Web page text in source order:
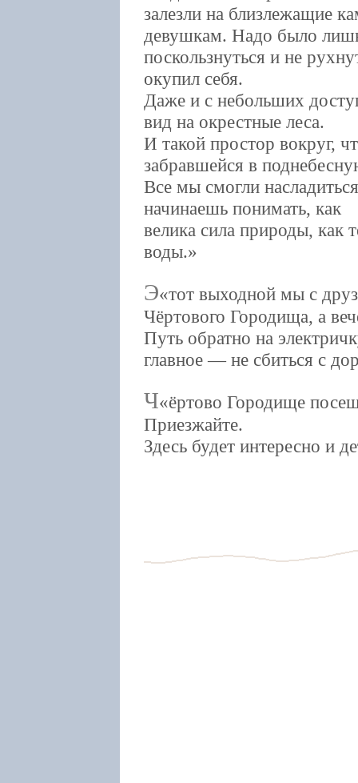
залезли на близлежащие
девушкам. Надо было
поскользнуться и не
окупил себя.
Даже и с небольших
вид на окрестные леса.
И такой простор вокруг,
забравшейся в
Все мы смогли
начинаешь понимать, как
велика сила природы, как
воды.
Э тот выходной мы с
Чёртового Городища, а
Путь обратно на
главное — не сбиться с
Ч ёртово Городище
Приезжайте.
Здесь будет интересно и